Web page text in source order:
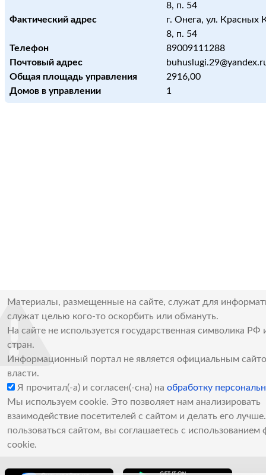
8, п. 54
Фактический адрес
г. Онега, ул. Красных
8, п. 54
Телефон
89009111288
Почтовый адрес
Общая площадь управления
2916,00
Домов в управлении
1
Материалы, размещенные на сайте, служат для
служат целью кого-то оскорбить или обмануть.
На сайте не используется государственная символика РФ
стран.
Информационный портал не является официальным
власти.
Я прочитал(-а) и согласен(-сна) на обработку
Мы используем cookie. Это позволяет нам анализировать
взаимодействие посетителей с сайтом и делать его
пользоваться сайтом, вы соглашаетесь с использованием
cookie.